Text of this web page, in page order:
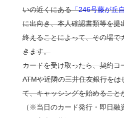
いの近くにある「246号藤が丘
に出向き、本人確認書類等を提
終えることによって、その場で
きます。
カードを受け取ったら、契約コ
ATMや近隣の三井住友銀行をは
て、キャッシングを始めること
（※当日のカード発行・即日融